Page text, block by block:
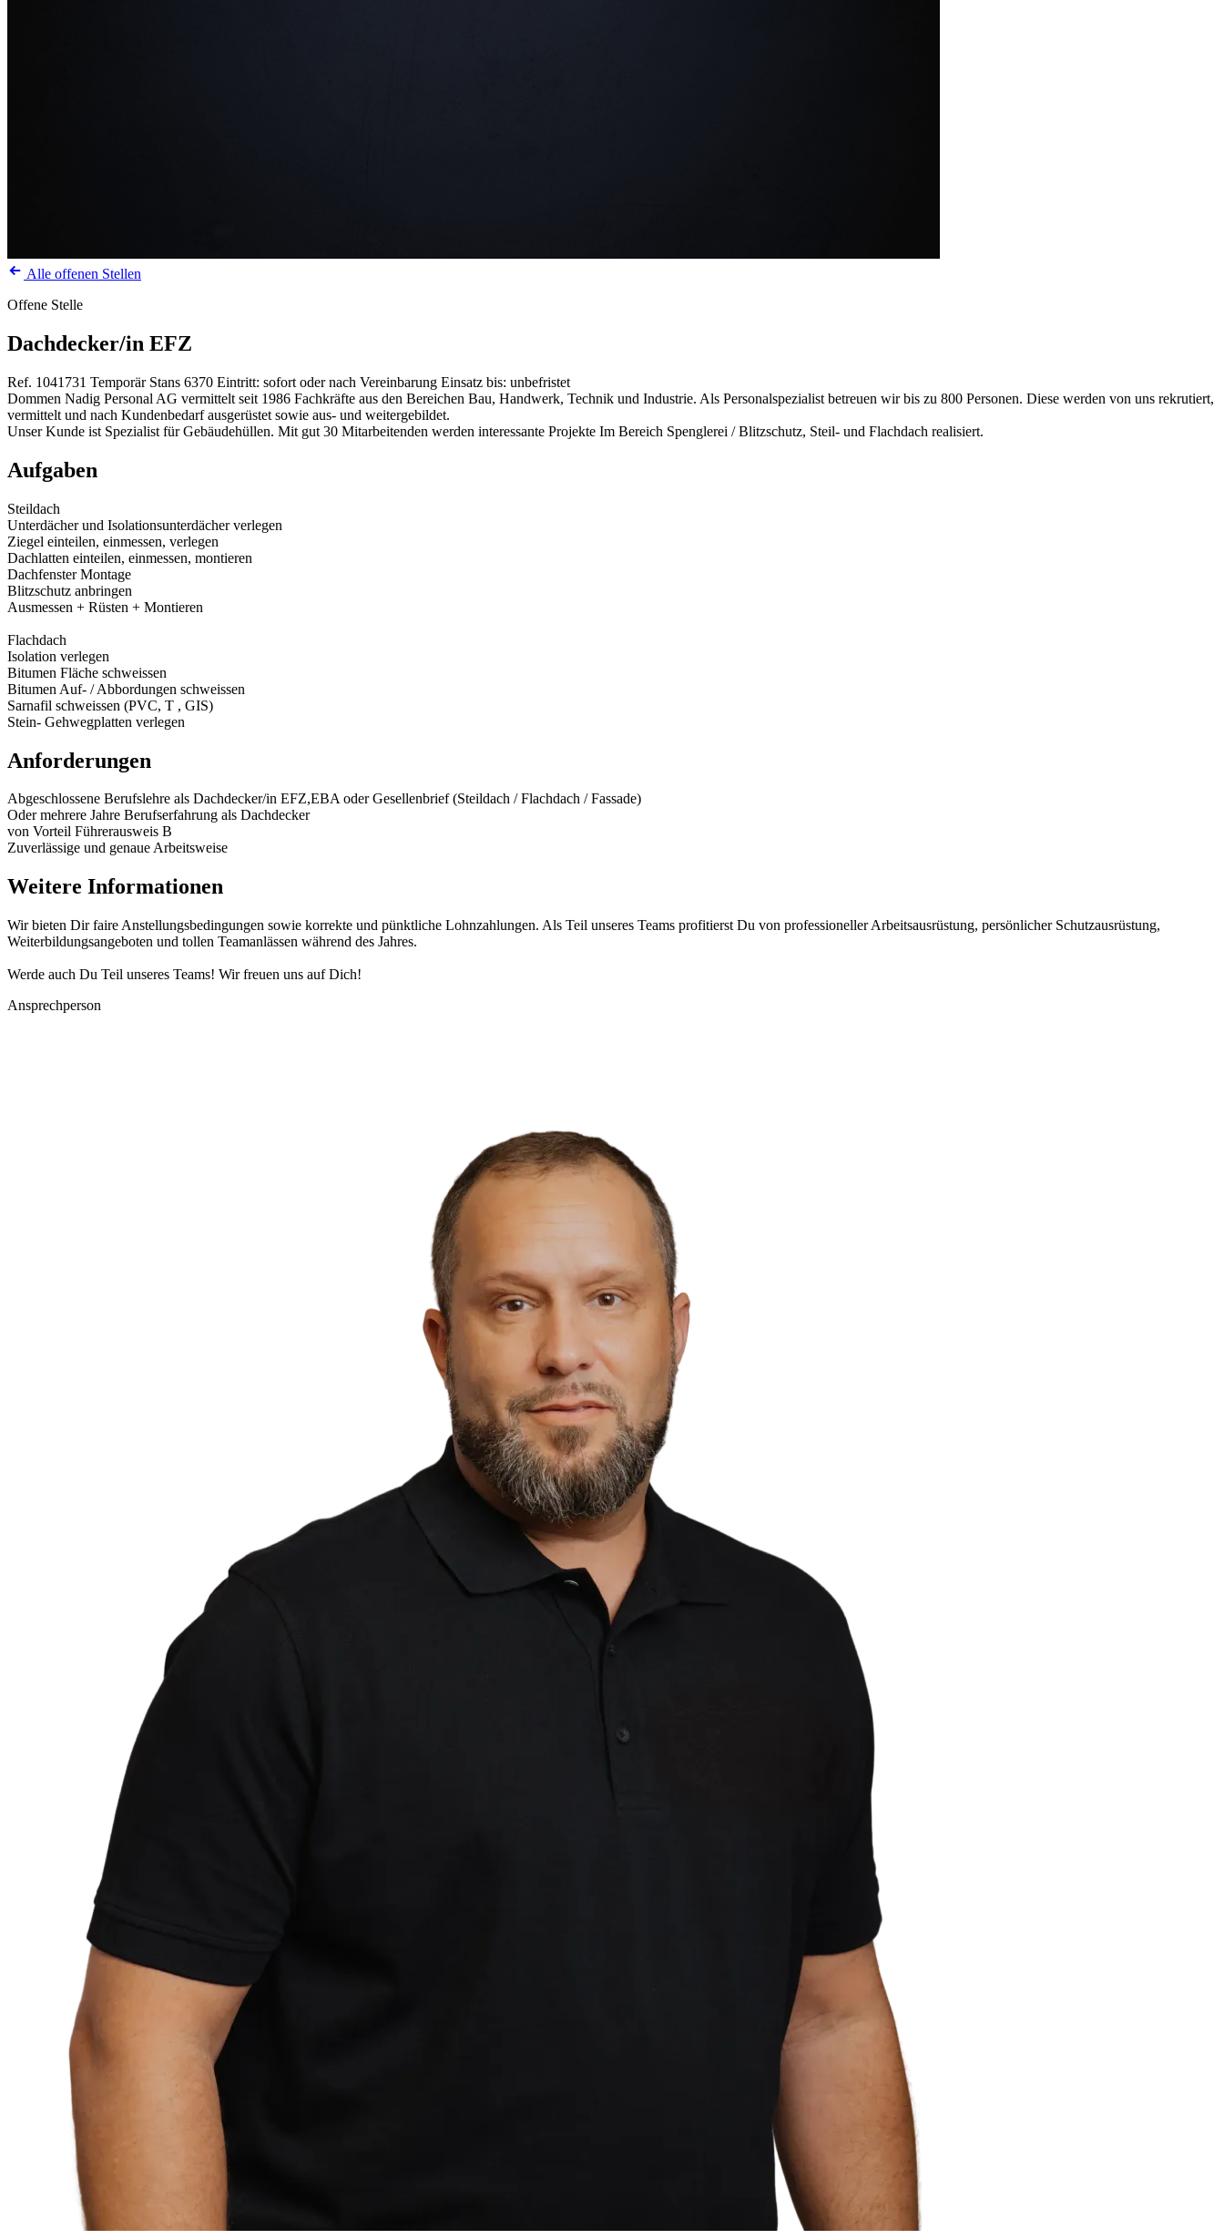
Alle offenen Stellen
Offene Stelle
Dachdecker/in EFZ
Ref. 1041731 Temporär Stans 6370 Eintritt: sofort oder nach Vereinbarung Einsatz bis: unbefristet
Dommen Nadig Personal AG vermittelt seit 1986 Fachkräfte aus den Bereichen Bau, Handwerk, Technik und Industrie. Als Personalspezialist betreuen wir bis zu 800 Personen. Diese werden von uns rekrutiert,
vermittelt und nach Kundenbedarf ausgerüstet sowie aus- und weitergebildet.
Unser Kunde ist Spezialist für Gebäudehüllen. Mit gut 30 Mitarbeitenden werden interessante Projekte Im Bereich Spenglerei / Blitzschutz, Steil- und Flachdach realisiert.
Aufgaben
Steildach
Unterdächer und Isolationsunterdächer verlegen
Ziegel einteilen, einmessen, verlegen
Dachlatten einteilen, einmessen, montieren
Dachfenster Montage
Blitzschutz anbringen
Ausmessen + Rüsten + Montieren
Flachdach
Isolation verlegen
Bitumen Fläche schweissen
Bitumen Auf- / Abbordungen schweissen
Sarnafil schweissen (PVC, T , GIS)
Stein- Gehwegplatten verlegen
Anforderungen
Abgeschlossene Berufslehre als Dachdecker/in EFZ,EBA oder Gesellenbrief (Steildach / Flachdach / Fassade)
Oder mehrere Jahre Berufserfahrung als Dachdecker
von Vorteil Führerausweis B
Zuverlässige und genaue Arbeitsweise
Weitere Informationen
Wir bieten Dir faire Anstellungsbedingungen sowie korrekte und pünktliche Lohnzahlungen. Als Teil unseres Teams profitierst Du von professioneller Arbeitsausrüstung, persönlicher Schutzausrüstung,
Weiterbildungsangeboten und tollen Teamanlässen während des Jahres.
Werde auch Du Teil unseres Teams! Wir freuen uns auf Dich!
Ansprechperson